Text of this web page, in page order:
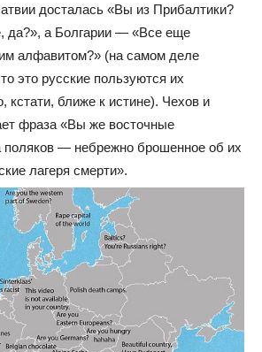
досталась «Вы из Прибалтики?
да?», а Болгарии — «Все еще
алфавитом?» (на самом деле
это русские пользуются их
ближе к истине). Чехов и
фраза «Вы же восточные
поляков — небрежно брошенное об их
лагеря смерти».